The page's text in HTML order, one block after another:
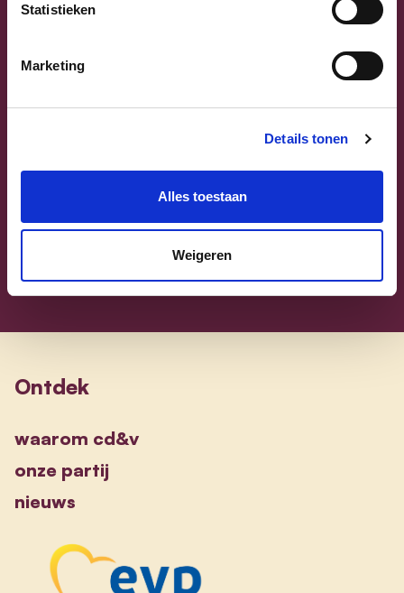
Statistieken
Marketing
Details tonen
Alles toestaan
Weigeren
Vlaams-Brabant | Federaal Parlement
alle kandidaten
Ontdek
waarom cd&v
onze partij
nieuws